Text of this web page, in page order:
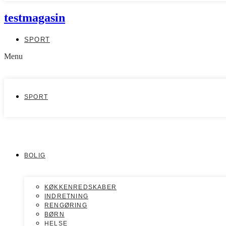
testmagasin
SPORT
Menu
SPORT
BOLIG
KØKKENREDSKABER
INDRETNING
RENGØRING
BØRN
HELSE